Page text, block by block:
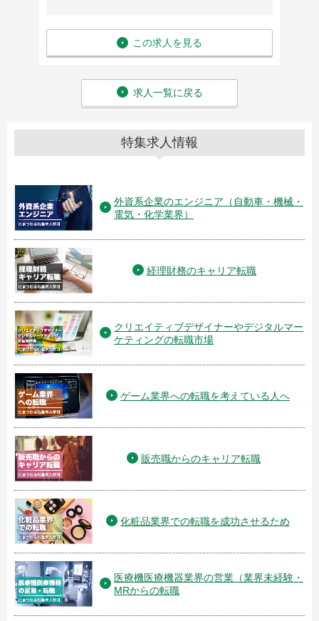
この求人を見る
求人一覧に戻る
特集求人情報
外資系企業のエンジニア（自動車・機械・
電気・化学業界）
経理財務のキャリア転職
クリエイティブデザイナーやデジタルマー
ケティングの転職市場
ゲーム業界への転職を考えている人へ
販売職からのキャリア転職
化粧品業界での転職を成功させるため
医療機医療機器業界の営業（業界未経験・
MRからの転職